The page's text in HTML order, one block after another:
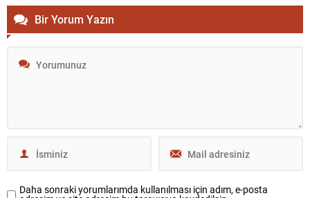
Bir Yorum Yazın
Daha sonraki yorumlarımda kullanılması için adım, e-posta